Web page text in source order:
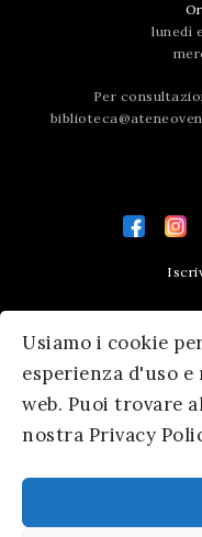
Usiamo i cookie
esperienza d'uso
web. Puoi trovare
nostra Privacy
lunedì
Per